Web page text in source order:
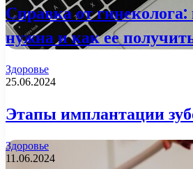
Справка от гинеколога:
нужна и как ее
Здоровье
25.06.2024
Этапы имплантации
Здоровье
11.06.2024